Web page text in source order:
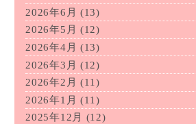
2026年6月 (13)
2026年5月 (12)
2026年4月 (13)
2026年3月 (12)
2026年2月 (11)
2026年1月 (11)
2025年12月
(12)